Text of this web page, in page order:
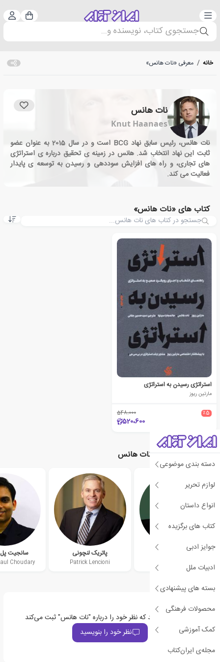
دسته‌بندی سبد
جستجوی کتاب، نویسنده و...
دسته بندی موضوعی
لوازم تحریر
انواع داستان
کتاب های برگزیده
جوایز ادبی
ادبیات ملل
بسته های پیشنهادی
محصولات فرهنگی
کمک آموزشی
مجله‌ی ایران‌کتاب
خانه / معرفی «نات هانس»
نات هانس
Knut Haanaes
نات هانس، رئیس سابق نهاد BCG است و در سال 2015 به عنوان عضو
ثابت این نهاد انتخاب شد. هانس در زمینه ی تحقیق درباره ی استراتژی
های تجاری، و راه های افزایش سوددهی و رسیدن به توسعه ی پایدار
فعالیت می کند.
کتاب های «نات هانس»
استراتژی رسیدن به استراتژی
مارتین ریوز
٪5 548،000
520،600
نویسندگان مرتبط با نات هانس
ریچارد روملت پاتریک لنچونی
Patrick Lencioni
سانجیت
Choudary
اولین نفری باشید که نظر خود را درباره "نات هانس" ثبت می‌کند
نظر خود را بنویسید